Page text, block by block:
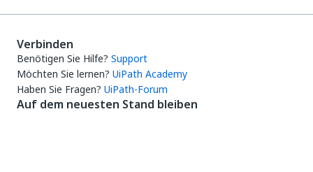
Verbinden
Benötigen Sie Hilfe? Support
Möchten Sie lernen? UiPath Academy
Haben Sie Fragen? UiPath-Forum
Auf dem neuesten Stand bleiben